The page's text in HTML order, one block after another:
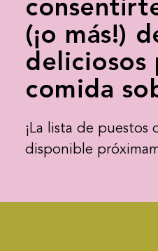
(¡o más!)
deliciosos
comida
¡La lista de puestos
disponible